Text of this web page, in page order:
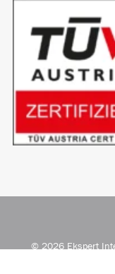
© 2026 Ekspert